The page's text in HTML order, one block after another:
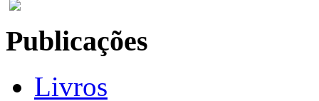
Publicações
Livros